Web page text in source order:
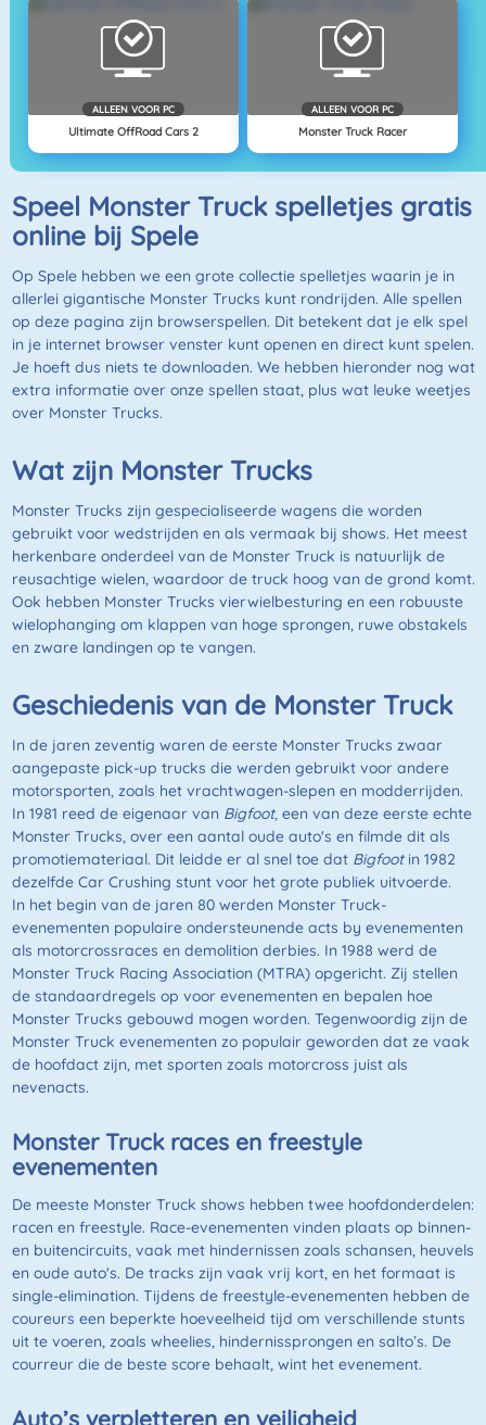
ALLEEN VOOR PC
Ultimate OffRoad Cars 2
ALLEEN VOOR PC
Monster Truck Racer
Speel Monster Truck spelletjes gratis
online bij Spele
Op Spele hebben we een grote collectie spelletjes waarin je in
allerlei gigantische Monster Trucks kunt rondrijden. Alle spellen
op deze pagina zijn browserspellen. Dit betekent dat je elk spel
in je internet browser venster kunt openen en direct kunt spelen.
Je hoeft dus niets te downloaden. We hebben hieronder nog wat
extra informatie over onze spellen staat, plus wat leuke weetjes
over Monster Trucks.
Wat zijn Monster Trucks
Monster Trucks zijn gespecialiseerde wagens die worden
gebruikt voor wedstrijden en als vermaak bij shows. Het meest
herkenbare onderdeel van de Monster Truck is natuurlijk de
reusachtige wielen, waardoor de truck hoog van de grond komt.
Ook hebben Monster Trucks vierwielbesturing en een robuuste
wielophanging om klappen van hoge sprongen, ruwe obstakels
en zware landingen op te vangen.
Geschiedenis van de Monster Truck
In de jaren zeventig waren de eerste Monster Trucks zwaar
aangepaste pick-up trucks die werden gebruikt voor andere
motorsporten, zoals het vrachtwagen-slepen en modderrijden.
In 1981 reed de eigenaar van Bigfoot, een van deze eerste echte
Monster Trucks, over een aantal oude auto's en filmde dit als
promotiemateriaal. Dit leidde er al snel toe dat Bigfootin 1982
dezelfde Car Crushing stunt voor het grote publiek uitvoerde.
In het begin van de jaren 80 werden Monster Truck-
evenementen populaire ondersteunende acts by evenementen
als motorcrossraces en demolition derbies. In 1988 werd de
Monster Truck Racing Association (MTRA) opgericht. Zij stellen
de standaardregels op voor evenementen en bepalen hoe
Monster Trucks gebouwd mogen worden. Tegenwoordig zijn de
Monster Truck evenementen zo populair geworden dat ze vaak
de hoofdact zijn, met sporten zoals motorcross juist als
nevenacts.
Monster Truck races en freestyle
evenementen
De meeste Monster Truck shows hebben twee hoofdonderdelen:
racen en freestyle. Race-evenementen vinden plaats op binnen-
en buitencircuits, vaak met hindernissen zoals schansen, heuvels
en oude auto's. De tracks zijn vaak vrij kort, en het formaat is
single-elimination. Tijdens de freestyle-evenementen hebben de
coureurs een beperkte hoeveelheid tijd om verschillende stunts
uit te voeren, zoals wheelies, hindernissprongen en salto’s. De
courreur die de beste score behaalt, wint het evenement.
Auto’s verpletteren en veiligheid